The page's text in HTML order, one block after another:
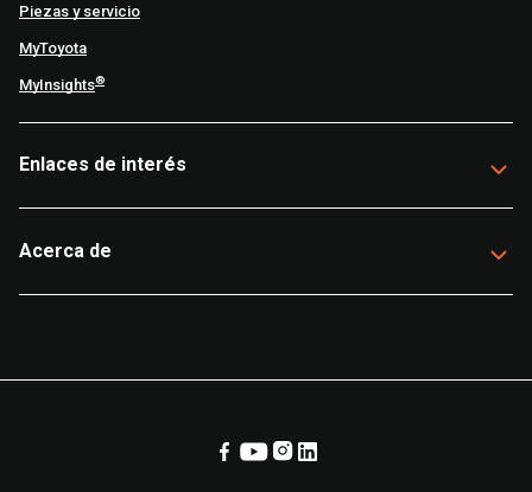
Piezas y servicio
MyToyota
MyInsights®
Enlaces de interés
Acerca de